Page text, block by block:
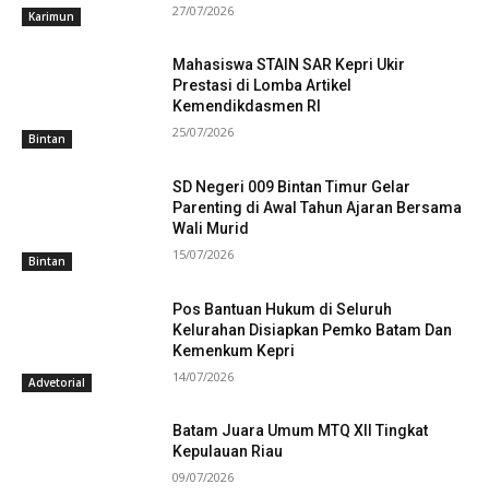
Karimun 27/07/2026
Bintan
Mahasiswa STAIN SAR Kepri Ukir
Prestasi di Lomba Artikel
Kemendikdasmen RI
25/07/2026
Bintan
SD Negeri 009 Bintan Timur Gelar
Parenting di Awal Tahun Ajaran Bersama
Wali Murid
15/07/2026
Advetorial
Pos Bantuan Hukum di Seluruh
Kelurahan Disiapkan Pemko Batam Dan
Kemenkum Kepri
14/07/2026
Batam Juara Umum MTQ XII Tingkat
Kepulauan Riau
09/07/2026